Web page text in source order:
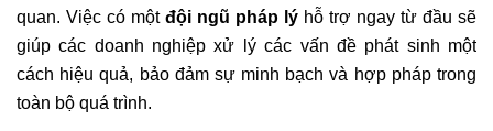
quan. Việc có một đội ngũ pháp lý hỗ trợ ngay từ đầu sẽ
giúp các doanh nghiệp xử lý các vấn đề phát sinh một
cách hiệu quả, bảo đảm sự minh bạch và hợp pháp trong
toàn bộ quá trình.